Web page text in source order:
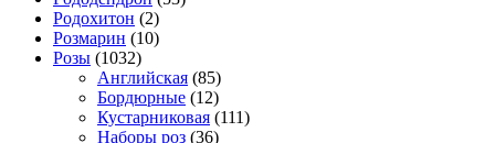
Родохитон (2)
Розмарин (10)
Розы (1032)
Английская (85)
Бордюрные (12)
Кустарниковая (111)
Наборы роз (36)